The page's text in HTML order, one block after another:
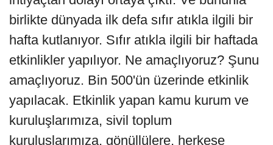
birlikte dünyada ilk defa sıfır atıkla ilgili bir
hafta kutlanıyor. Sıfır atıkla ilgili bir haftada
etkinlikler yapılıyor. Ne amaçlıyoruz? Şunu
amaçlıyoruz. Bin 500'ün üzerinde etkinlik
yapılacak. Etkinlik yapan kamu kurum ve
kuruluşlarımıza, sivil toplum
kuruluşlarımıza, gönüllülere, herkese